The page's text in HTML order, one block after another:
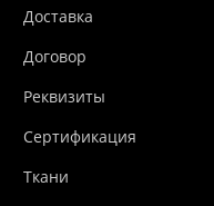
Доставка
Договор
Реквизиты
Сертификация
Ткани